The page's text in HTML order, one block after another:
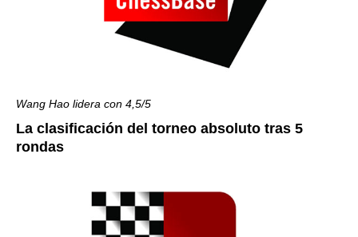
Wang Hao lidera con 4,5/5
La clasificación del torneo absoluto tras 5
rondas